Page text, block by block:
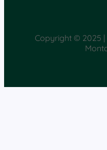
Copyright © 2025 |